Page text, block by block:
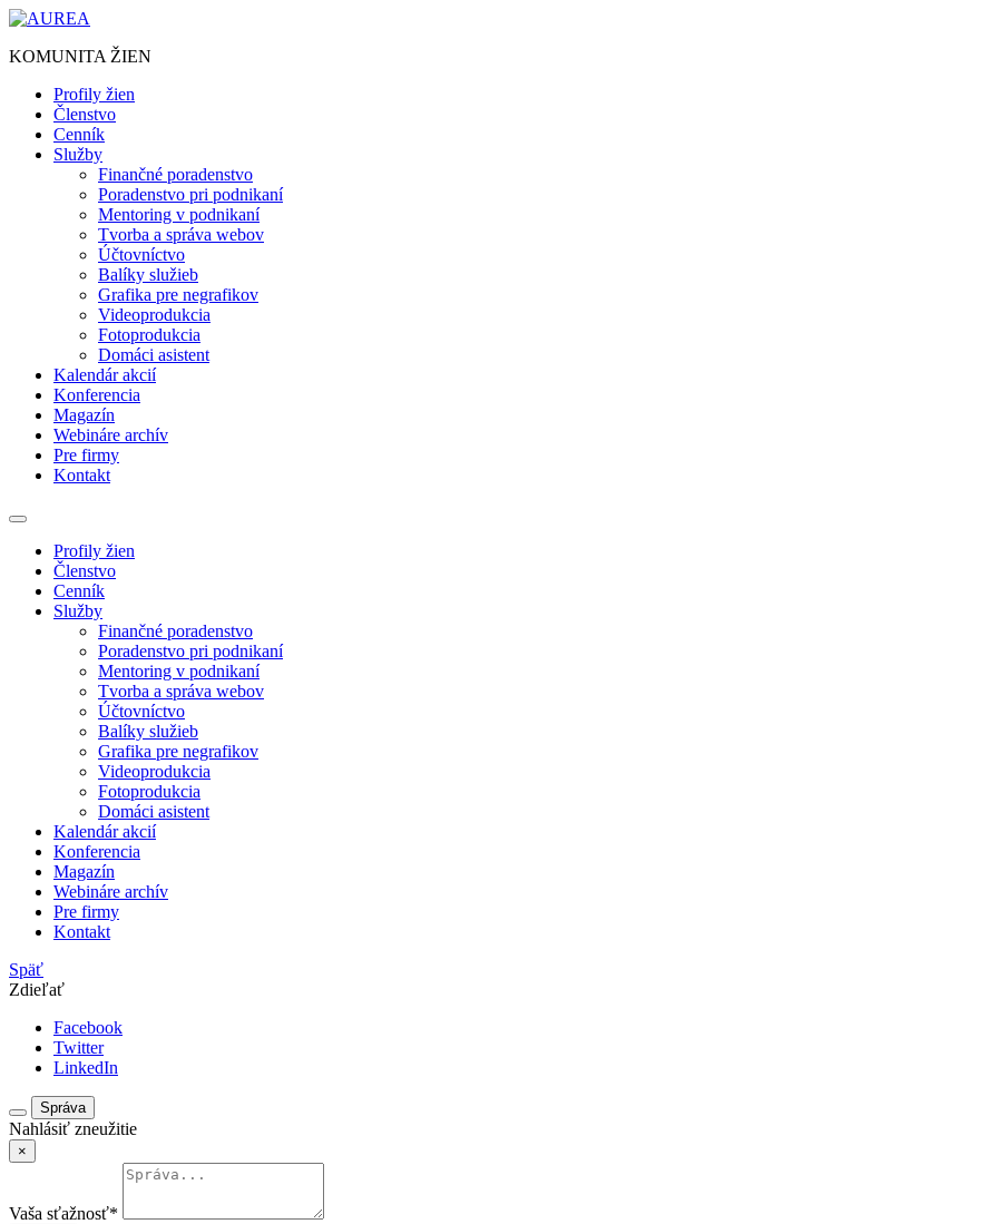
Preskočiť
obsah
KOMUNITA ŽIEN
Profily žien
Členstvo
Cenník
Služby
Finančné poradenstvo
Poradenstvo pri podnikaní
Mentoring v podnikaní
Tvorba a správa webov
Účtovníctvo
Balíky služieb
Grafika pre negrafikov
Videoprodukcia
Fotoprodukcia
Domáci asistent
Kalendár akcií
Konferencia
Magazín
Webináre archív
Pre firmy
Kontakt
Profily žien
Členstvo
Cenník
Služby
Finančné poradenstvo
Poradenstvo pri podnikaní
Mentoring v podnikaní
Tvorba a správa webov
Účtovníctvo
Balíky služieb
Grafika pre negrafikov
Videoprodukcia
Fotoprodukcia
Domáci asistent
Kalendár akcií
Konferencia
Magazín
Webináre archív
Pre firmy
Kontakt
Späť
Zdieľať
Facebook
Twitter
LinkedIn
Správa
Nahlásiť zneužitie
×
Vaša sťažnosť*